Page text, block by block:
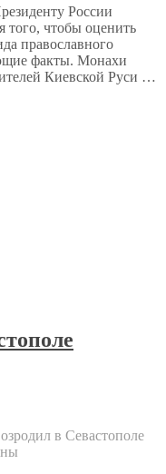
России
того, чтобы оценить
православного
факты. Монахи
Киевской Руси …
в Севастополе